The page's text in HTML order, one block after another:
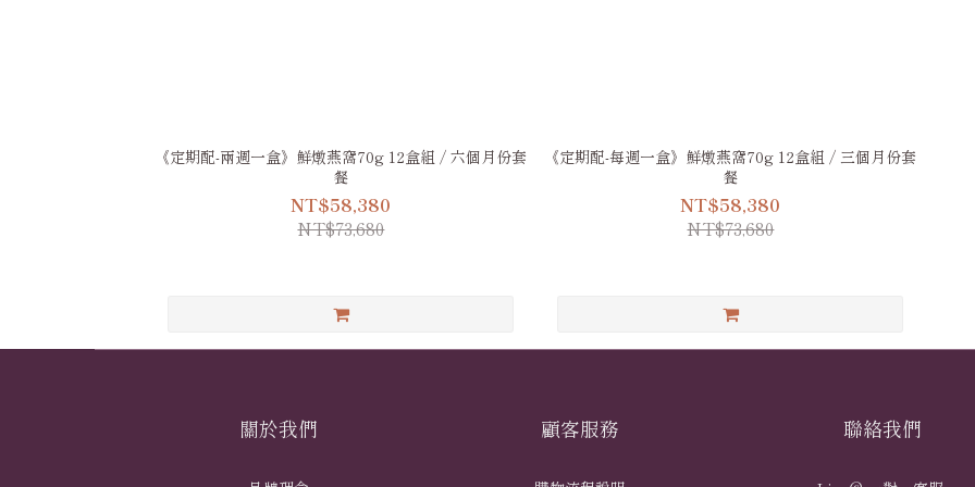
《定期配-兩週一盒》鮮燉燕窩70g 12盒組 / 六個月份套
餐
NT$58,380
NT$73,680
《定期配-每週一盒》鮮燉燕窩70g 12盒組 / 三個月份套
餐
NT$58,380
NT$73,680
關於我們 顧客服務 聯絡我們